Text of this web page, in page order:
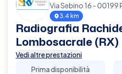
Via Sebino 16 - 00199
3.4 km
Radiografia
Lombosacrale (RX)
Vedi altre prestazioni
Prima disponibilità